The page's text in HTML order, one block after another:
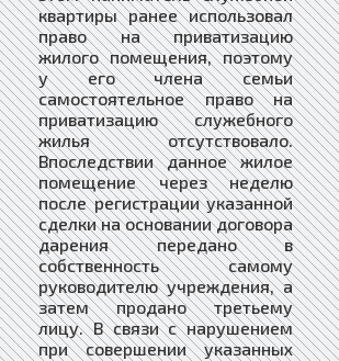
квартиры ранее использовал
право на приватизацию
жилого помещения, поэтому
у его члена семьи
самостоятельное право на
приватизацию служебного
жилья отсутствовало.
Впоследствии данное жилое
помещение через неделю
после регистрации указанной
сделки на основании договора
дарения передано в
собственность самому
руководителю учреждения, а
затем продано третьему
лицу. В связи с нарушением
при совершении указанных